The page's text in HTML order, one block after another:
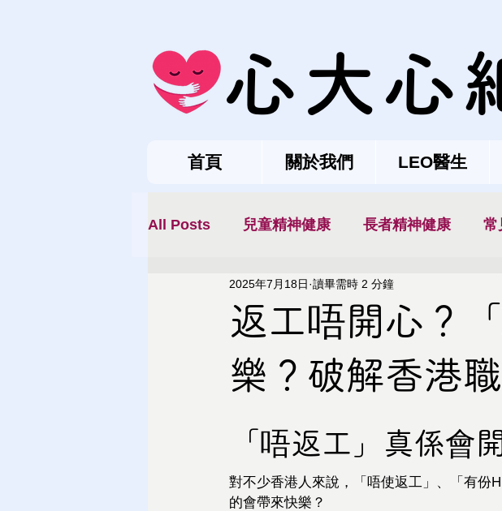
心大心
首頁 關於我們 LEO醫生
All Posts 兒童精神健康 長者精神健康 常
返工唔開心？
樂？破解香港
2025年7月18日 讀畢需時 2 分鐘
「唔返工」真係會
對不少香港人來說，「唔使返工」、「有份
的會帶來快樂？